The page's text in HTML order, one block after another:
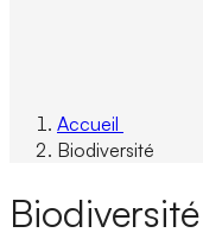
Accueil
Biodiversité
Biodiversité